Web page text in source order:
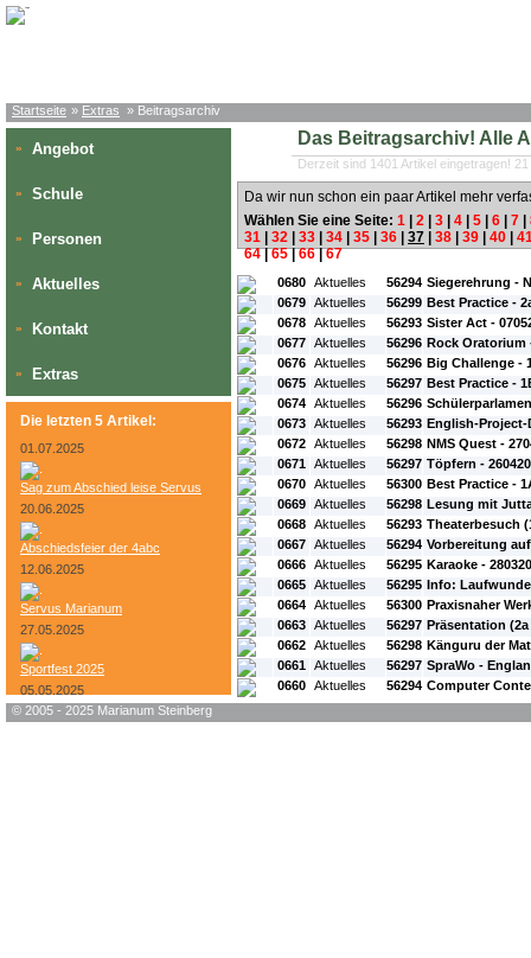
Startseite » Extras » Beitragsarchiv
» Angebot
» Schule
» Personen
» Aktuelles
» Kontakt
» Extras
Die letzten 5 Artikel:
01.07.2025
Sag zum Abschied leise Servus
20.06.2025
Abschiedsfeier der 4abc
12.06.2025
Servus Marianum
27.05.2025
Sportfest 2025
05.05.2025
Das Beitragsarchiv! Alle
Derzeit sind 1401 Artikel eingetragen!
Da wir nun schon ein paar Artikel mehr
Wählen Sie eine Seite: 1 2 3 4 5 6 7
31
32 33 34 35 36 37 38 39 40
64|65|66|67
#L: #ID: #Rubrik:
0680 Aktuelles 56294 Siegerehrung -
0679 Aktuelles 56299 Best Practice -
0678 Aktuelles 56293 Sister Act -
0677 Aktuelles 56296 Rock Oratorium
0676 Aktuelles 56296 Big Challenge -
0675 Aktuelles 56297 Best Practice -
0674 Aktuelles 56296
0673 Aktuelles 56293 English-Project-
0672 Aktuelles 56298 NMS Quest -
0671 Aktuelles 56297 Töpfern -
0670 Aktuelles 56300 Best Practice -
0669 Aktuelles 56298 Lesung mit
0668 Aktuelles 56293 Theaterbesuch
0667 Aktuelles 56294 Vorbereitung
0666 Aktuelles 56295 Karaoke -
0665 Aktuelles 56295 Info:
0664 Aktuelles 56300 Praxisnaher
0663 Aktuelles 56297 Präsentation (2a
0662 Aktuelles 56298 Känguru der
0661 Aktuelles 56297 SpraWo -
0660 Aktuelles 56294 Computer
© 2005 - 2025 Marianum Steinberg